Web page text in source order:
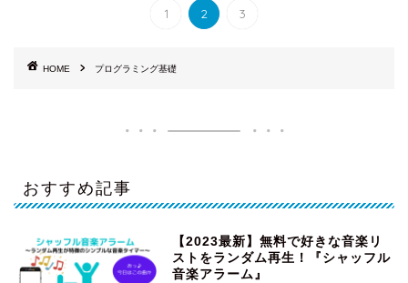
1 2 3
HOME プログラミング基礎
おすすめ記事
【2023最新】無料で好きな音楽リ
ストをランダム再生！『シャッフル
音楽アラーム』